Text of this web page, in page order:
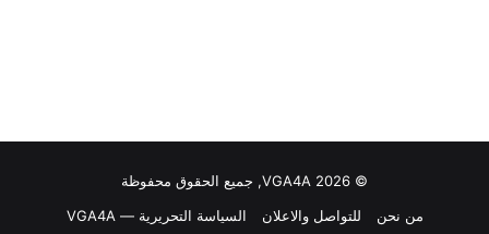
© VGA4A 2026, جميع الحقوق محفوظة
من نحن
للتواصل والاعلان السياسة التحريرية — VGA4A